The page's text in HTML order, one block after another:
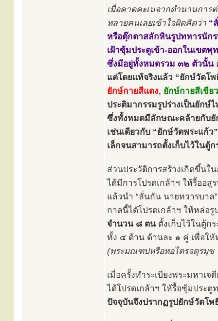
เมื่อคาดคะเนจากตำนานการ
หลายคนเลยเข้าใจผิดคิดว่า “
หรือตุ๊กตาสลักหินรูปทหารนัก
เฝ้าซุ้มประตูเข้า-ออกในเขต
ซึ่งมีอยู่ทั้งหมดรวม ๓๒ ตัวนั้น
แต่โดยแท้จริงแล้ว “ยักษ์วัดโ
ยักษ์กายสีแดง, ยักษ์กายสีเขีย
ประติมากรรมรูปร่างเป็นยักษ์
ซึ่งทั้งหมดมีลักษณะคล้ายกับยั
เช่นเดียวกับ “ยักษ์วัดพระแก้
เล็กจนสามารถตั้งเก็บไว้ใน
ส่วนประวัติการสร้างเกิดขึ้นใ
ได้มีการโปรดเกล้าฯ ให้รื้ออสู
แล้วนำ “ลั่นถัน นายทวารบา
กาลนี้ได้โปรดเกล้าฯ ให้หล่อ
จำนวน ๘ ตนตั้งเก็บไว้ในตู้ก
ทั้ง ๔ ด้าน ด้านละ ๑ คู่ เพื่อใ
(พระมณฑปหรือหอไตรจตุรมุข
เมื่อครั้งทำระเบียงพระมหาเ
ได้โปรดเกล้าฯ ให้รื้อซุ้มประ
ปัจจุบันจึงปรากฏรูปยักษ์วัดโ